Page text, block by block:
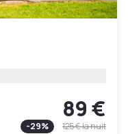
89 €
-29% 125 €la nuit